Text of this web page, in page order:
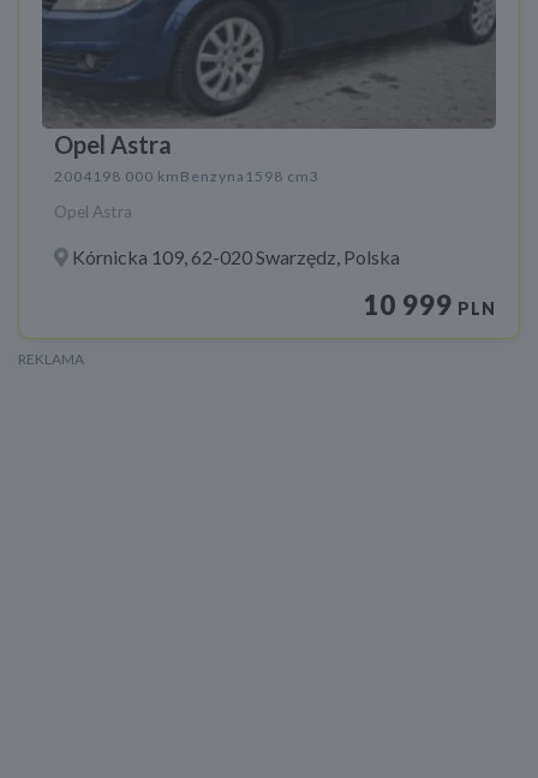
Opel Astra
2004 198 000 km Benzyna 1598 cm3
Opel Astra
Kórnicka 109, 62-020 Swarzędz, Polska
10 999 PLN